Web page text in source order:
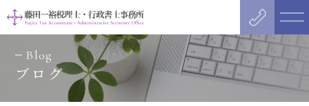
Blog
ブログ